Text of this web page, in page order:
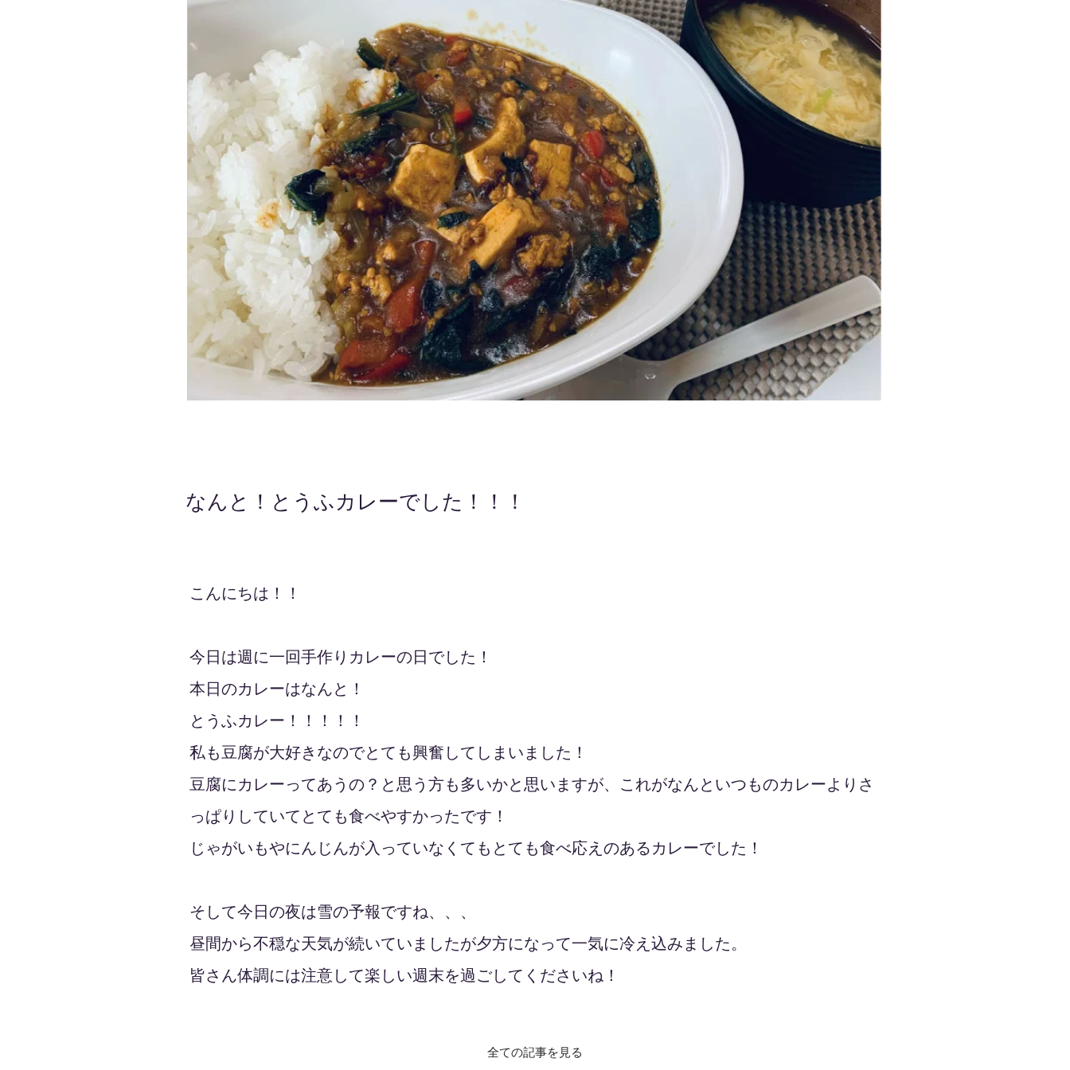
2021年12月17日
なんと！とうふカレーでした！！！
こんにちは！！
今日は週に一回手作りカレーの日でした！
本日のカレーはなんと！
とうふカレー！！！！！
私も豆腐が大好きなのでとても興奮してしまいました！
豆腐にカレーってあうの？と思う方も多いかと思いますが、これがなんといつものカレーよりさ
っぱりしていてとても食べやすかったです！
じゃがいもやにんじんが入っていなくてもとても食べ応えのあるカレーでした！
そして今日の夜は雪の予報ですね、、、
昼間から不穏な天気が続いていましたが夕方になって一気に冷え込みました。
皆さん体調には注意して楽しい週末を過ごしてくださいね！
全ての記事を見る